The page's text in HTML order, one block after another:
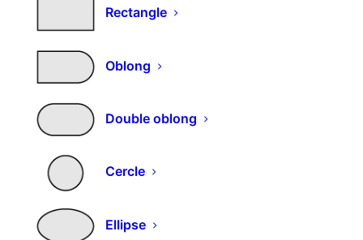
Rectangle
Oblong
Double oblong
Cercle
Ellipse
Choisissez l'épaisseur (en mm)
Choisissez la finition
Choisissez le panneau